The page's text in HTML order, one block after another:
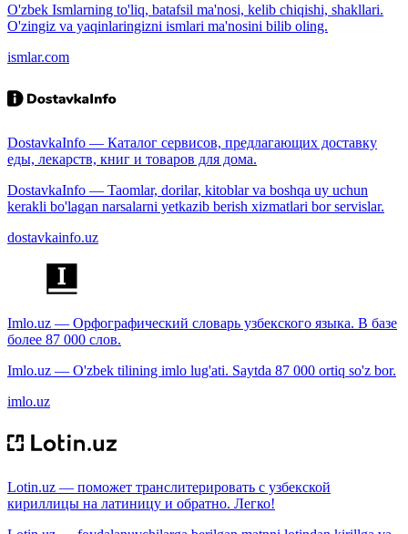
O'zbek Ismlarning to'liq, batafsil ma'nosi, kelib chiqishi, shakllari.
O'zingiz va yaqinlaringizni ismlari ma'nosini bilib oling.
ismlar.com
DostavkaInfo — Каталог сервисов, предлагающих доставку
еды, лекарств, книг и товаров для дома.
DostavkaInfo — Taomlar, dorilar, kitoblar va boshqa uy uchun
kerakli bo'lagan narsalarni yetkazib berish xizmatlari bor servislar.
dostavkainfo.uz
Imlo.uz — Орфографический словарь узбекского языка. В базе
более 87 000 слов.
Imlo.uz — O'zbek tilining imlo lug'ati. Saytda 87 000 ortiq so'z bor.
imlo.uz
Lotin.uz — поможет транслитерировать с узбекской
кириллицы на латиницу и обратно. Легко!